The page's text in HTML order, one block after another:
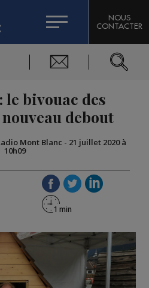
DE L'EXPERT
MACHINERY
DOMAINES SKIABLES
BIGARD
DU MONT-BLANC
NOUS
CONTACTER
le bivouac des
debout
Mont Blanc - 21 juillet 2020 à
10h09